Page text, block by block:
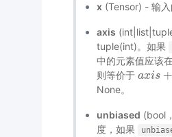
x (Tensor) - 输
axis
tuple(int)。如果
中的元素值应该
则等价于axis
axis+ D
None。
unbiased (bool
度，如果